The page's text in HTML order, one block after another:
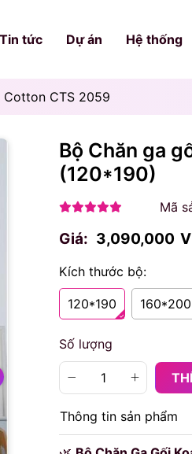
Tin tức Dự án Hệ thống
Cotton CTS 2059
Bộ Chăn ga
(120*190)
Mã
Giá: 3,090,000
Kích thước bộ:
120*190 160*200
Số lượng
Thông tin sản phẩm